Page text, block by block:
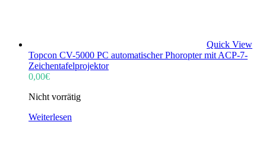
Quick View
Topcon CV-5000 PC automatischer Phoropter mit ACP-7-
Zeichentafelprojektor
0,00€
Nicht vorrätig
Weiterlesen